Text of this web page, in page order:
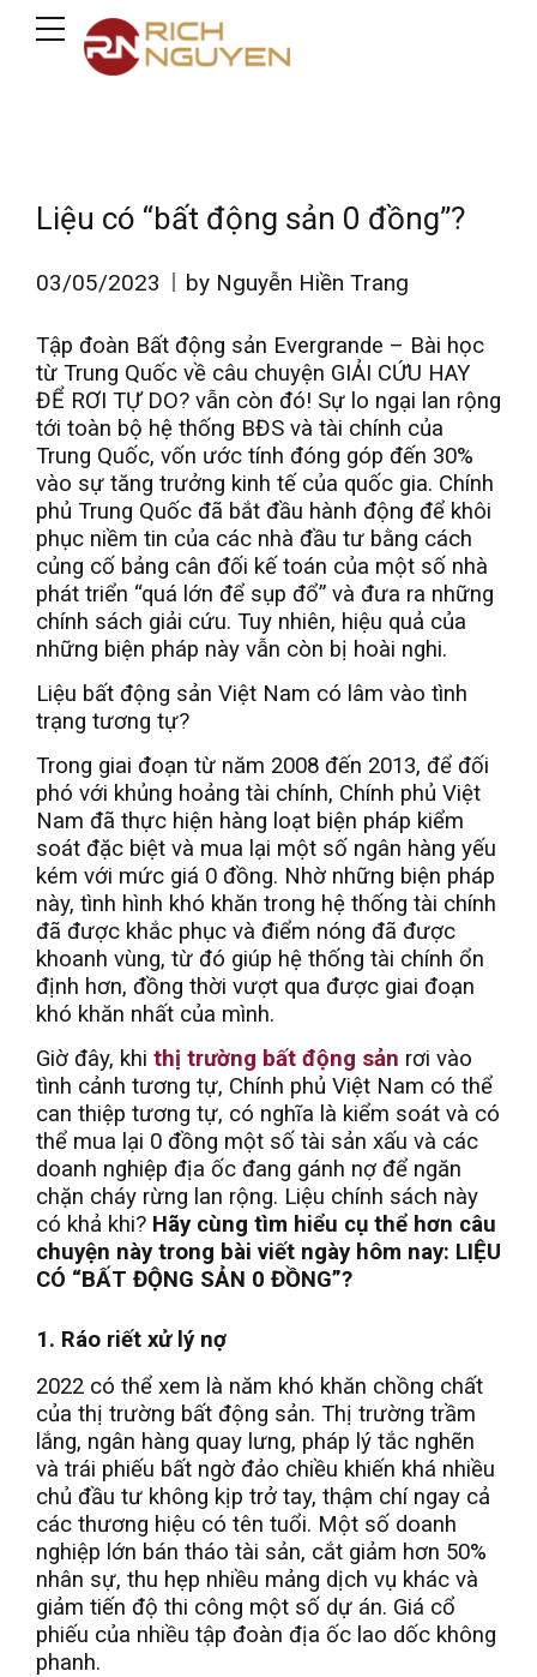
Liệu có “bất động sản 0 đồng”?
03/05/2023 by Nguyễn Hiền Trang
Tập đoàn Bất động sản Evergrande – Bài học
từ Trung Quốc về câu chuyện GIẢI CỨU HAY
ĐỂ RƠI TỰ DO? vẫn còn đó! Sự lo ngại lan rộng
tới toàn bộ hệ thống BĐS và tài chính của
Trung Quốc, vốn ước tính đóng góp đến 30%
vào sự tăng trưởng kinh tế của quốc gia. Chính
phủ Trung Quốc đã bắt đầu hành động để khôi
phục niềm tin của các nhà đầu tư bằng cách
củng cố bảng cân đối kế toán của một số nhà
phát triển “quá lớn để sụp đổ” và đưa ra những
chính sách giải cứu. Tuy nhiên, hiệu quả của
những biện pháp này vẫn còn bị hoài nghi.
Liệu bất động sản Việt Nam có lâm vào tình
trạng tương tự?
Trong giai đoạn từ năm 2008 đến 2013, để đối
phó với khủng hoảng tài chính, Chính phủ Việt
Nam đã thực hiện hàng loạt biện pháp kiểm
soát đặc biệt và mua lại một số ngân hàng yếu
kém với mức giá 0 đồng. Nhờ những biện pháp
này, tình hình khó khăn trong hệ thống tài chính
đã được khắc phục và điểm nóng đã được
khoanh vùng, từ đó giúp hệ thống tài chính ổn
định hơn, đồng thời vượt qua được giai đoạn
khó khăn nhất của mình.
Giờ đây, khi thị trường bất động sản rơi vào
tình cảnh tương tự, Chính phủ Việt Nam có thể
can thiệp tương tự, có nghĩa là kiểm soát và có
thể mua lại 0 đồng một số tài sản xấu và các
doanh nghiệp địa ốc đang gánh nợ để ngăn
chặn cháy rừng lan rộng. Liệu chính sách này
có khả khi? Hãy cùng tìm hiểu cụ thể hơn câu
chuyện này trong bài viết ngày hôm nay: LIỆU
CÓ “BẤT ĐỘNG SẢN 0 ĐỒNG”?
1. Ráo riết xử lý nợ
2022 có thể xem là năm khó khăn chồng chất
của thị trường bất động sản. Thị trường trầm
lắng, ngân hàng quay lưng, pháp lý tắc nghẽn
và trái phiếu bất ngờ đảo chiều khiến khá nhiều
chủ đầu tư không kịp trở tay, thậm chí ngay cả
các thương hiệu có tên tuổi. Một số doanh
nghiệp lớn bán tháo tài sản, cắt giảm hơn 50%
nhân sự, thu hẹp nhiều mảng dịch vụ khác và
giảm tiến độ thi công một số dự án. Giá cổ
phiếu của nhiều tập đoàn địa ốc lao dốc không
phanh.